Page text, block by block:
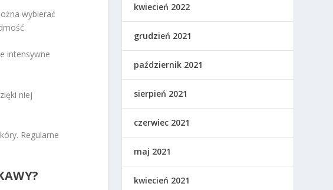
wybierać
intensywne
niej
Regularne
kwiecień 2022
grudzień 2021
październik 2021
sierpień 2021
czerwiec 2021
maj 2021
kwiecień 2021